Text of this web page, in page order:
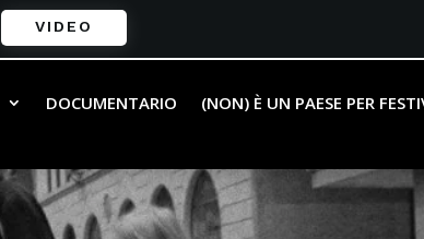
VIDEO
DOCUMENTARIO (NON) È UN PAESE PER